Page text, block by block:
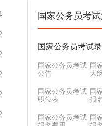
国家公务员考
国家公务员考试
国家公务员考试
公告
国
大
国家公务员考试
职位表
国
报
国家公务员考试 国